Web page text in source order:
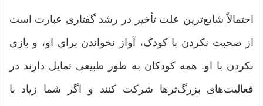
احتمالاً شایع‌ترین علت تأخیر در رشد گفتاری عبارت است
از صحبت نکردن با کودک، آواز نخواندن برای او، و بازی
نکردن با او. همه کودکان به طور طبیعی تمایل دارند در
فعالیت‌های بزرگ‌ترها شرکت کنند و اگر شما زیاد با